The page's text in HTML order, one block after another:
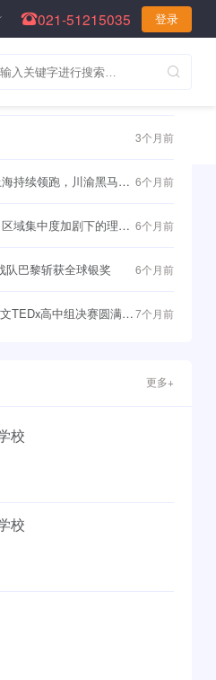
021-51215035 登录
3个月前
持续领跑，川渝黑马频 6个月前
域集中度加剧下的理性 6个月前
队巴黎斩获全球银奖 6个月前
TEDx高中组决赛圆满落7个月前
更多+
校
校
更多+